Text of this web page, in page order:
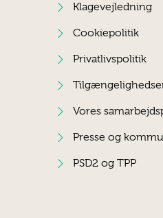
Klagevejledning
Cookiepolitik
Privatlivspolitik
Vores
Presse og
PSD2 og TPP